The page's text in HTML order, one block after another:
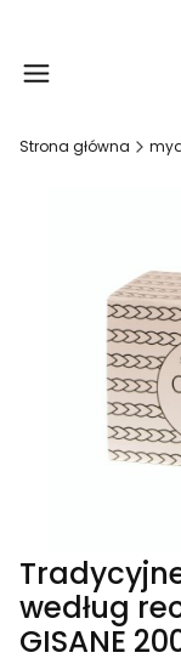
Strona główna
według
GISANE